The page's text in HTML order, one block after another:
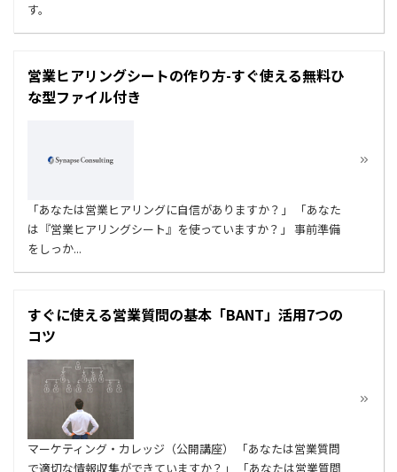
す。
営業ヒアリングシートの作り方-すぐ使える無料ひ
な型ファイル付き
「あなたは営業ヒアリングに自信がありますか？」 「あなた
は『営業ヒアリングシート』を使っていますか？」 事前準備
をしっか...
すぐに使える営業質問の基本「BANT」活用7つの
コツ
マーケティング・カレッジ（公開講座） 「あなたは営業質問
で適切な情報収集ができていますか？」 「あなたは営業質問